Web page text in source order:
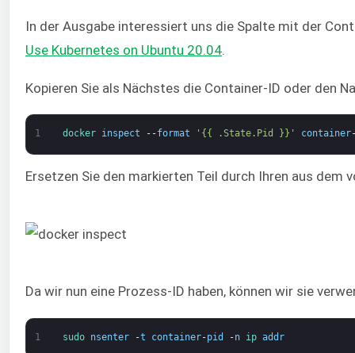
In der Ausgabe interessiert uns die Spalte mit der
Use Kubernetes on Ubuntu 20.04
Kopieren Sie als Nächstes die Container-ID oder den
1 docker inspect --format '{{ .State.Pid }}' container
Ersetzen Sie den markierten Teil durch Ihren aus dem
Da wir nun eine Prozess-ID haben, können wir sie
1 sudo nsenter -t container-pid -n ip addr